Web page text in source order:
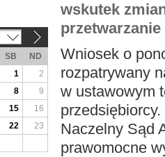
wskutek
Wniosek o
rozpatrywany
w ustawowym
Naczelny Sąd
prawomocne
SB
ND
1
2
8
9
15
16
22
23